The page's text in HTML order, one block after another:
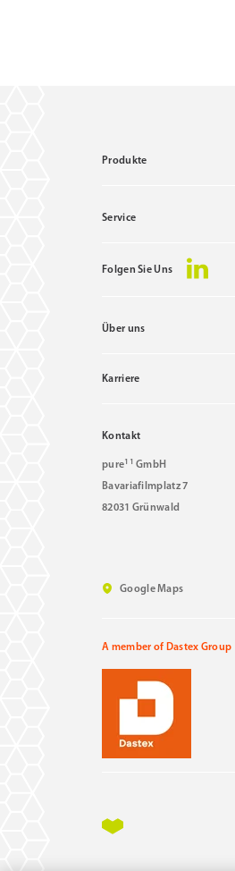
Produkte
Service
Folgen Sie Uns
Über uns
Karriere
Kontakt
pure11 GmbH
Bavariafilmplatz 7
82031 Grünwald
Google Maps
A member of Dastex Group